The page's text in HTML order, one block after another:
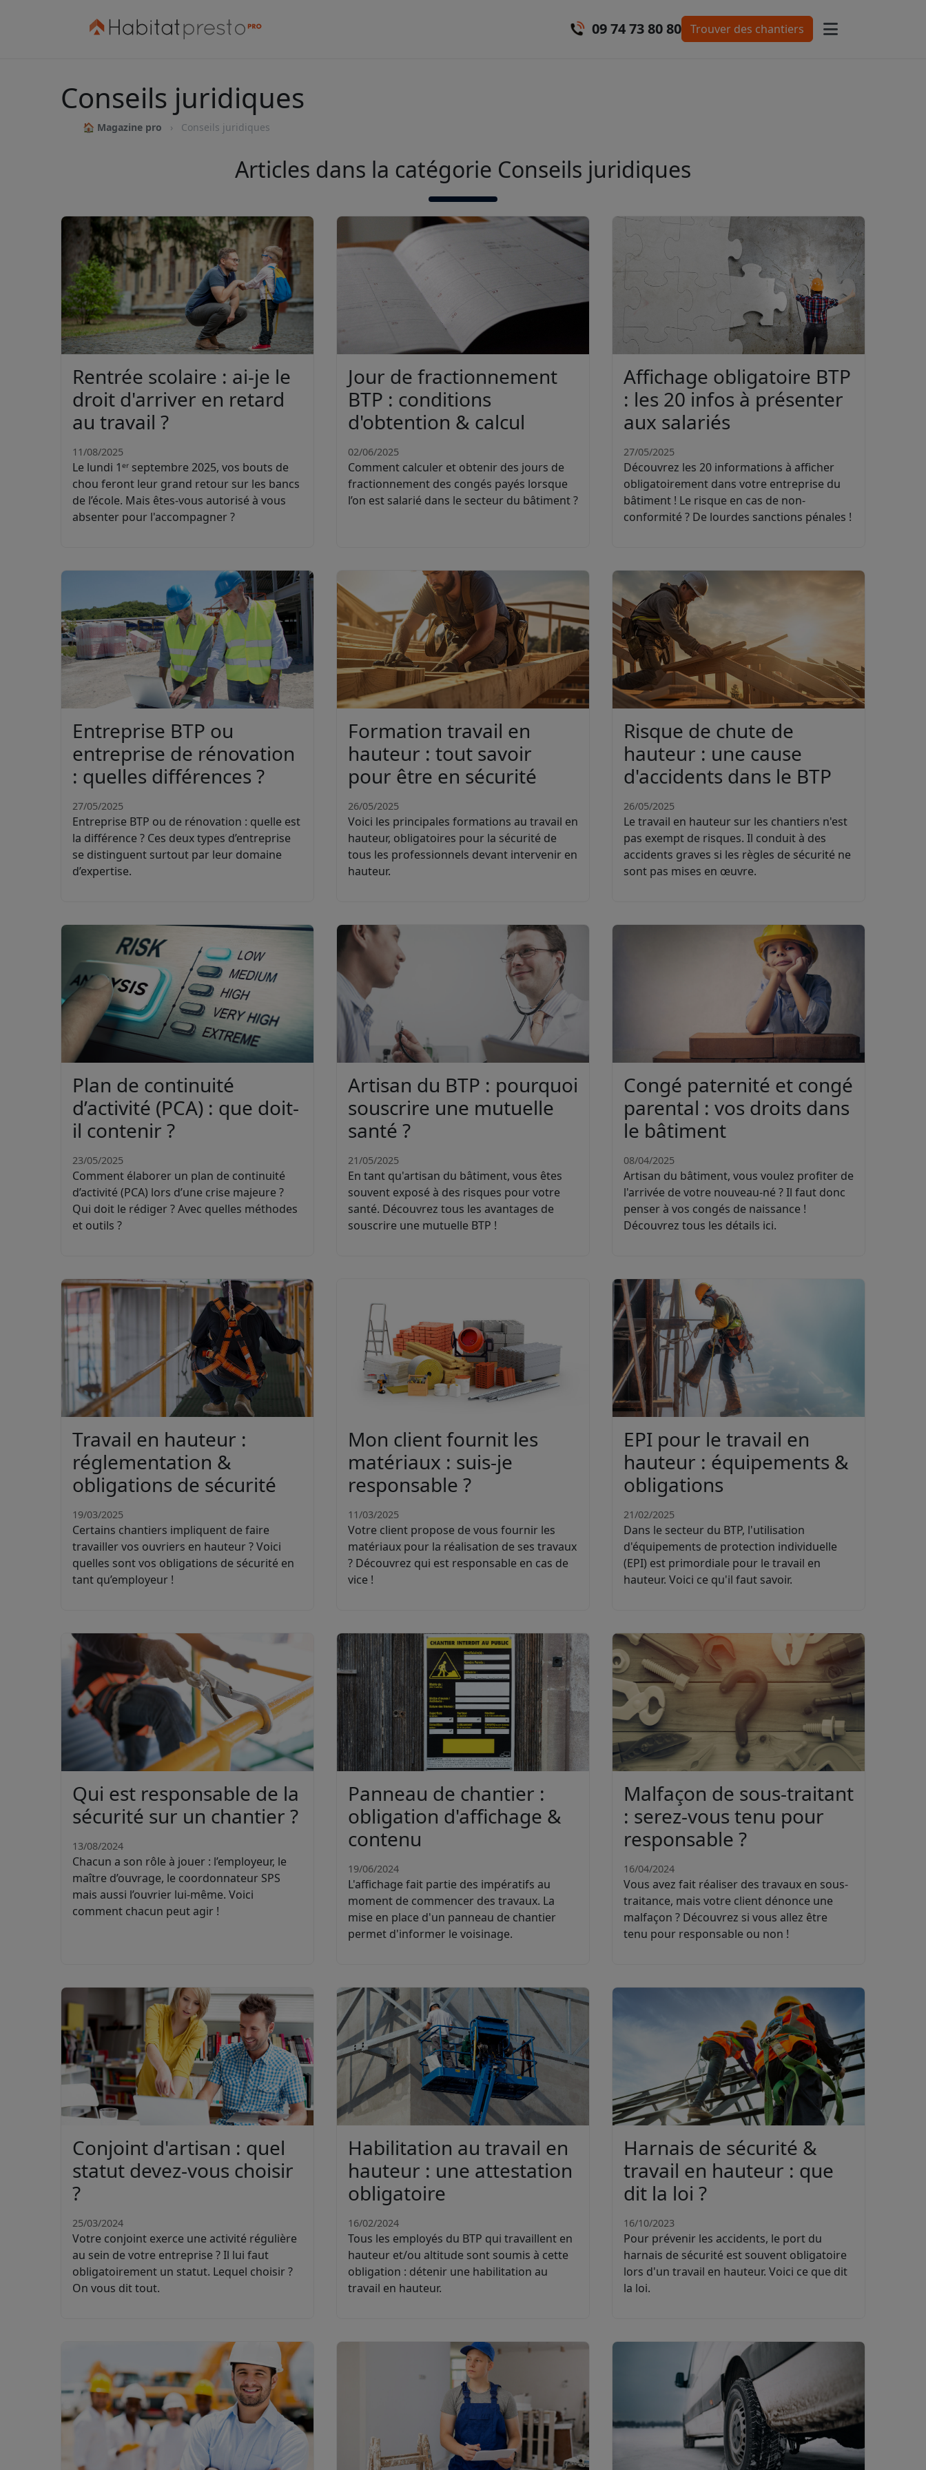
09 74 73 80 80 Trouver des chantiers
Conseils juridiques
🏠 Magazine pro Conseils juridiques
Articles dans la catégorie Conseils juridiques
Rentrée scolaire : ai-je le
droit d'arriver en retard
au travail ?
11/08/2025
Le lundi 1ᵉʳ septembre 2025, vos bouts de
chou feront leur grand retour sur les bancs
de l’école. Mais êtes-vous autorisé à vous
absenter pour l'accompagner ?
Jour de fractionnement
BTP : conditions
d'obtention & calcul
02/06/2025
Comment calculer et obtenir des jours de
fractionnement des congés payés lorsque
l’on est salarié dans le secteur du bâtiment ?
Affichage obligatoire BTP
: les 20 infos à présenter
aux salariés
27/05/2025
Découvrez les 20 informations à afficher
obligatoirement dans votre entreprise du
bâtiment ! Le risque en cas de non-
conformité ? De lourdes sanctions pénales !
Entreprise BTP ou
entreprise de rénovation
: quelles différences ?
27/05/2025
Entreprise BTP ou de rénovation : quelle est
la différence ? Ces deux types d’entreprise
se distinguent surtout par leur domaine
d’expertise.
Formation travail en
hauteur : tout savoir
pour être en sécurité
26/05/2025
Voici les principales formations au travail en
hauteur, obligatoires pour la sécurité de
tous les professionnels devant intervenir en
hauteur.
Risque de chute de
hauteur : une cause
d'accidents dans le BTP
26/05/2025
Le travail en hauteur sur les chantiers n'est
pas exempt de risques. Il conduit à des
accidents graves si les règles de sécurité ne
sont pas mises en œuvre.
Plan de continuité
d’activité (PCA) : que doit-
il contenir ?
23/05/2025
Comment élaborer un plan de continuité
d’activité (PCA) lors d’une crise majeure ?
Qui doit le rédiger ? Avec quelles méthodes
et outils ?
Artisan du BTP : pourquoi
souscrire une mutuelle
santé ?
21/05/2025
En tant qu'artisan du bâtiment, vous êtes
souvent exposé à des risques pour votre
santé. Découvrez tous les avantages de
souscrire une mutuelle BTP !
Congé paternité et congé
parental : vos droits dans
le bâtiment
08/04/2025
Artisan du bâtiment, vous voulez profiter de
l'arrivée de votre nouveau-né ? Il faut donc
penser à vos congés de naissance !
Découvrez tous les détails ici.
Travail en hauteur :
réglementation &
obligations de sécurité
19/03/2025
Certains chantiers impliquent de faire
travailler vos ouvriers en hauteur ? Voici
quelles sont vos obligations de sécurité en
tant qu’employeur !
Mon client fournit les
matériaux : suis-je
responsable ?
11/03/2025
Votre client propose de vous fournir les
matériaux pour la réalisation de ses travaux
? Découvrez qui est responsable en cas de
vice !
EPI pour le travail en
hauteur : équipements &
obligations
21/02/2025
Dans le secteur du BTP, l'utilisation
d'équipements de protection individuelle
(EPI) est primordiale pour le travail en
hauteur. Voici ce qu'il faut savoir.
Qui est responsable de la
sécurité sur un chantier ?
13/08/2024
Chacun a son rôle à jouer : l’employeur, le
maître d’ouvrage, le coordonnateur SPS
mais aussi l’ouvrier lui-même. Voici
comment chacun peut agir !
Panneau de chantier :
obligation d'affichage &
contenu
19/06/2024
L'affichage fait partie des impératifs au
moment de commencer des travaux. La
mise en place d'un panneau de chantier
permet d'informer le voisinage.
Malfaçon de sous-traitant
: serez-vous tenu pour
responsable ?
16/04/2024
Vous avez fait réaliser des travaux en sous-
traitance, mais votre client dénonce une
malfaçon ? Découvrez si vous allez être
tenu pour responsable ou non !
Conjoint d'artisan : quel
statut devez-vous choisir
?
25/03/2024
Votre conjoint exerce une activité régulière
au sein de votre entreprise ? Il lui faut
obligatoirement un statut. Lequel choisir ?
On vous dit tout.
Habilitation au travail en
hauteur : une attestation
obligatoire
16/02/2024
Tous les employés du BTP qui travaillent en
hauteur et/ou altitude sont soumis à cette
obligation : détenir une habilitation au
travail en hauteur.
Harnais de sécurité &
travail en hauteur : que
dit la loi ?
16/10/2023
Pour prévenir les accidents, le port du
harnais de sécurité est souvent obligatoire
lors d'un travail en hauteur. Voici ce que dit
la loi.